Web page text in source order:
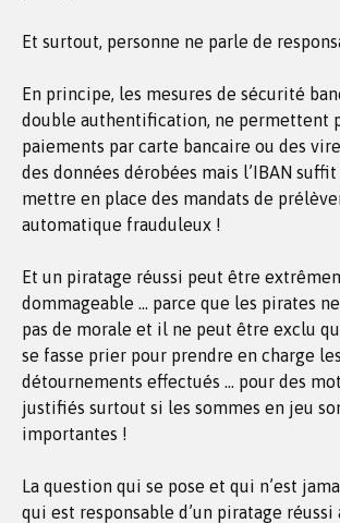
Et surtout, personne ne parle de
En principe, les mesures de sécurité
double authentification, ne permettent
paiements par carte bancaire ou des
des données dérobées mais l’IBAN
mettre en place des mandats de
automatique frauduleux !
Et un piratage réussi peut être
dommageable … parce que les pirates ne
pas de morale et il ne peut être exclu
se fasse prier pour prendre en charge les
détournements effectués … pour des
justifiés surtout si les sommes en jeu
importantes !
La question qui se pose et qui n’est
qui est responsable d’un piratage réussi